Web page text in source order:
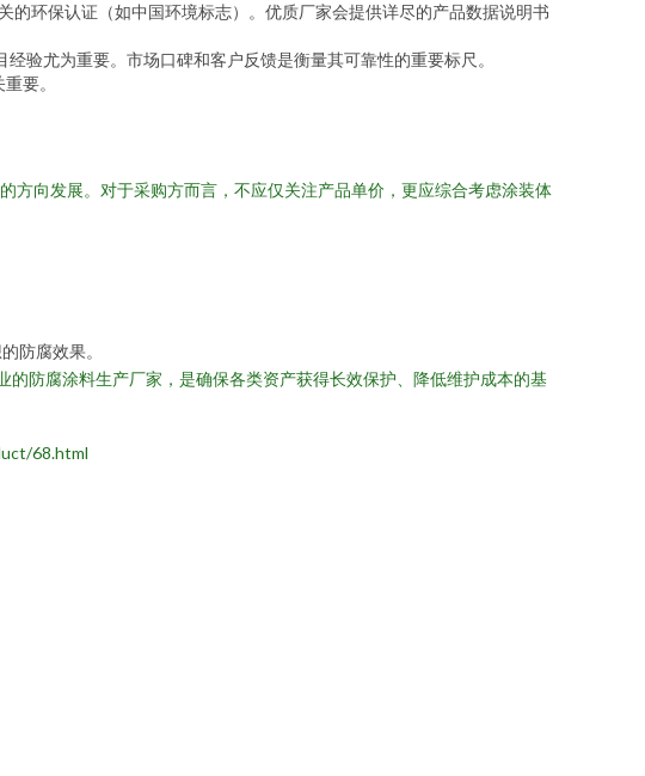
环保认证（如中国环境标志）。优质厂家会提供详尽的产品数据说明书
验尤为重要。市场口碑和客户反馈是衡量其可靠性的重要标尺。
要。
向发展。对于采购方而言，不应仅关注产品单价，更应综合考虑涂装体
防腐效果。
防腐涂料生产厂家，是确保各类资产获得长效保护、降低维护成本的基
68.html